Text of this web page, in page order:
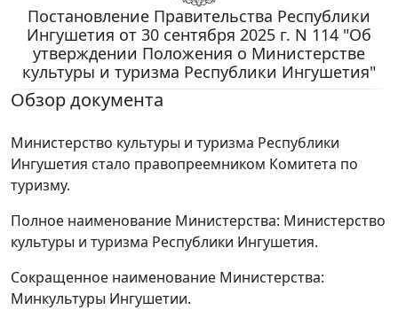
Постановление Правительства Республики
Ингушетия от 30 сентября 2025 г. N 114 "Об
утверждении Положения о Министерстве
культуры и туризма Республики Ингушетия"
Обзор документа
Министерство культуры и туризма Республики
Ингушетия стало правопреемником Комитета по
туризму.
Полное наименование Министерства: Министерство
культуры и туризма Республики Ингушетия.
Сокращенное наименование Министерства:
Минкультуры Ингушетии.